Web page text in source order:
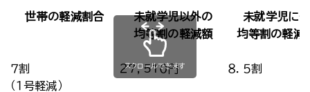
世帯の軽減割合
未就学児以外の
均等割の軽減額
未就学児に
均等割の軽減
７割
（１号軽減）
２7，51０円 ８．５割
スクロールできます